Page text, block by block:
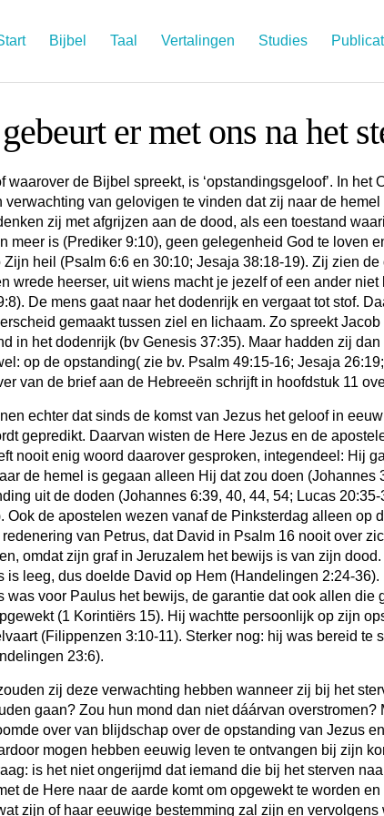
Bijbel Taal Vertalingen Studies
er met ons na het
waarover de Bijbel spreekt, is ‘opstandingsgeloof’. In het
verwachting van gelovigen te vinden dat zij naar de
zij met afgrijzen aan de dood, als een toestand
meer is (Prediker 9:10), geen gelegenheid God te loven
heil (Psalm 6:6 en 30:10; Jesaja 38:18-19). Zij zien de
wrede heerser, uit wiens macht je jezelf of een ander niet
De mens gaat naar het dodenrijk en vergaat tot stof.
gemaakt tussen ziel en lichaam. Zo spreekt
in het dodenrijk (bv Genesis 37:35). Maar hadden zij
op de opstanding( zie bv. Psalm 49:15-16; Jesaja
van de brief aan de Hebreeën schrijft in hoofdstuk 11
echter dat sinds de komst van Jezus het geloof in
gepredikt. Daarvan wisten de Here Jezus en de
nooit enig woord daarover gesproken, integendeel: Hij
de hemel is gegaan alleen Hij dat zou doen (Johannes
uit de doden (Johannes 6:39, 40, 44, 54; Lucas 20:35-
Ook de apostelen wezen vanaf de Pinksterdag alleen op
redenering van Petrus, dat David in Psalm 16 nooit over
omdat zijn graf in Jeruzalem het bewijs is van zijn
is leeg, dus doelde David op Hem (Handelingen 2:24-
was voor Paulus het bewijs, de garantie dat ook allen die
(1 Korintiërs 15). Hij wachtte persoonlijk op zijn
(Filippenzen 3:10-11). Sterker nog: hij was bereid te
23:6).
zij deze verwachting hebben wanneer zij bij het
gaan? Zou hun mond dan niet dáárvan overstromen?
over van blijdschap over de opstanding van Jezus
mogen hebben eeuwig leven te ontvangen bij zijn
is het niet ongerijmd dat iemand die bij het sterven
de Here naar de aarde komt om opgewekt te worden
zijn of haar eeuwige bestemming zal zijn en vervolgens